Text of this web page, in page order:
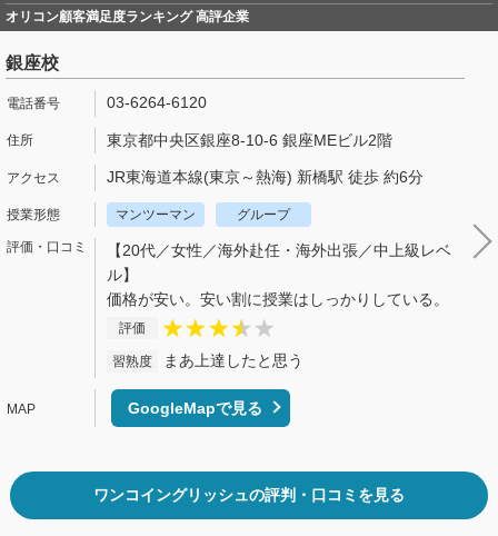
オリコン顧客満足度ランキング 高評企業
銀座校
03-6264-6120
東京都中央区銀座8-10-6 銀座MEビル2階
JR東海道本線(東京～熱海) 新橋駅 徒歩 約6分
マンツーマン グループ
【20代／女性／海外赴任・海外出張／中上級レベ
ル】
価格が安い。安い割に授業はしっかりしている。
評価
習熟度 まあ上達したと思う
GoogleMapで見る
ワンコイングリッシュの評判・口コミを見る